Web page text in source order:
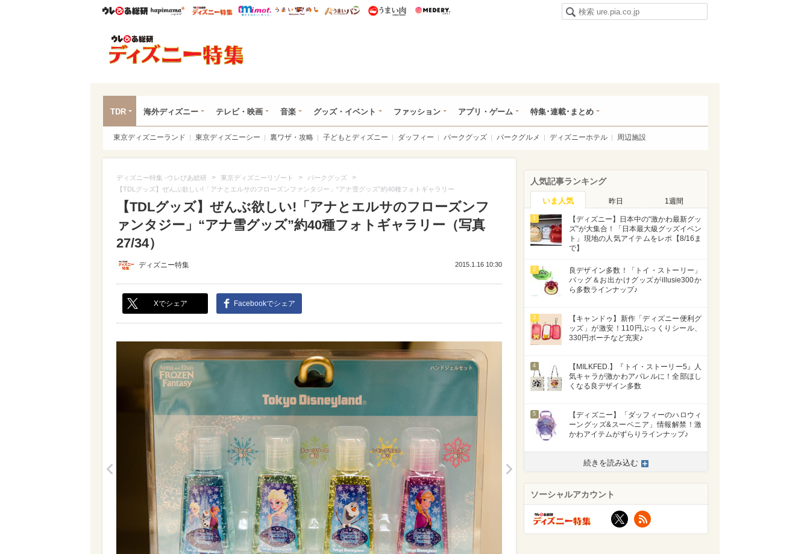
ウレぴあ総研ハピママ* ウレぴあ総研 ディズニー特集
mimot. うまいめし うまいパン うまい肉
TDR 海外ディズニー テレビ・映画 音楽 グッズ・イベント ファッション アプリ・ゲーム 特集･連載･まとめ
東京ディズニーランド 東京ディズニーシー 裏ワザ・攻略 子どもとディズニー ダッフィー パークグッズ パークグルメ ディズニーホテル 周辺施設
ディズニー特集 -ウレぴあ総研 > 東京ディズニーリゾート > パークグッズ >
【TDLグッズ】ぜんぶ欲しい!「アナとエルサのフローズンファンタジー」“アナ雪グッズ”約40種フォトギャラリー
【TDLグッズ】ぜんぶ欲しい!「アナとエルサのフローズンフ
ァンタジー」“アナ雪グッズ”約40種フォトギャラリー（写真
27/34）
ディズニー特集 2015.1.16 10:30
Xでシェア Facebookでシェア
人気記事ランキング
いま人気 昨日 1週間
1
【ディズニー】日本中の“激かわ最新グッ
ズ”が大集合！「日本最大級グッズイベン
ト」現地の人気アイテムをレポ【8/16ま
で】
2
良デザイン多数！「トイ・ストーリー」
バッグ＆お出かけグッズがillusie300か
ら多数ラインナップ♪
3
【キャンドゥ】新作「ディズニー便利グ
ッズ」が激安！110円ぷっくりシール、
330円ポーチなど充実♪
4
【MILKFED.】『トイ・ストーリー5』人
気キャラが激かわアパレルに！全部ほし
くなる良デザイン多数
5
【ディズニー】「ダッフィーのハロウィ
ーングッズ&スーベニア」情報解禁！激
かわアイテムがずらりラインナップ♪
続きを読み込む
ソーシャルアカウント
X